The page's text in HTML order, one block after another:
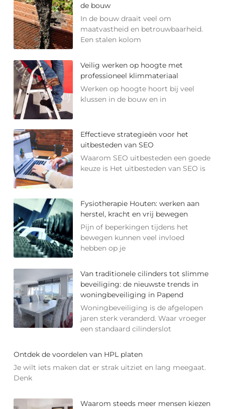
de bouw
In de bouw draait veel om
maatvastheid en betrouwbaarheid.
Een stalen kolom
Veilig werken op hoogte met
professioneel klimmateriaal
Werken op hoogte hoort bij veel
klussen in de bouw en in
Effectieve strategieën voor het
uitbesteden van SEO
Waarom SEO uitbesteden een goede
keuze is Het uitbesteden van SEO is
Fysiotherapie Houten: werken aan
herstel, kracht en vrij bewegen
Pijn of beperkingen tijdens het
bewegen kunnen veel invloed
hebben op je
Van traditionele cilinders tot slimme
beveiliging: de nieuwste trends in
woningbeveiliging in Papend
Woningbeveiliging is de afgelopen
jaren sterk veranderd. Waar vroeger
een standaard cilinderslot
Ontdek de voordelen van HPL platen
Je wilt iets maken dat er strak uitziet en lang meegaat.
Denk
Waarom steeds meer mensen kiezen